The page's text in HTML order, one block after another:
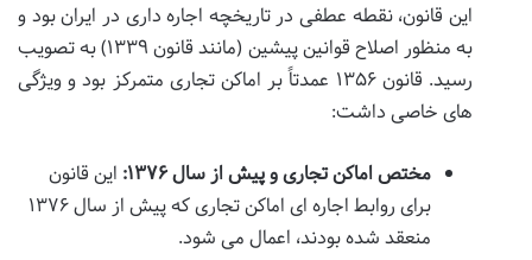
این قانون، نقطه عطفی در تاریخچه اجاره داری در ایران بود و
به منظور اصلاح قوانین پیشین (مانند قانون ۱۳۳۹) به تصویب
رسید. قانون ۱۳۵۶ عمدتاً بر اماکن تجاری متمرکز بود و ویژگی
های خاصی داشت:
مختص اماکن تجاری و پیش از سال ۱۳۷۶:
این قانون
برای روابط اجاره ای اماکن تجاری که پیش از سال ۱۳۷۶
منعقد شده بودند، اعمال می شود.